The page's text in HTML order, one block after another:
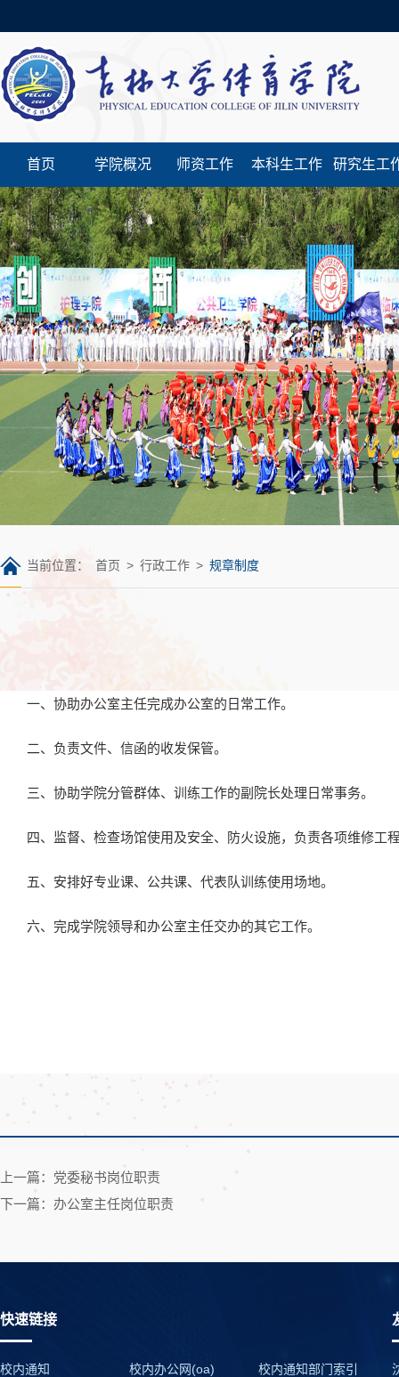
首页 学院概况 师资工作 本科生工作 研究生工
当前位置： 首页 > 行政工作 > 规章制度
一、协助办公室主任完成办公室的日常工作。
二、负责文件、信函的收发保管。
三、协助学院分管群体、训练工作的副院长处理日常事务。
四、监督、检查场馆使用及安全、防火设施，负责各项维修工
五、安排好专业课、公共课、代表队训练使用场地。
六、完成学院领导和办公室主任交办的其它工作。
上一篇：党委秘书岗位职责
下一篇：办公室主任岗位职责
快速链接
校内通知 校内办公网(oa)
校内通知部门索引